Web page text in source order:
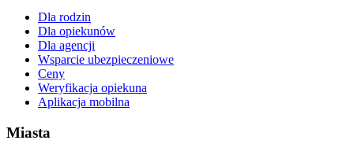
Dla rodzin
Dla opiekunów
Dla agencji
Wsparcie ubezpieczeniowe
Ceny
Weryfikacja opiekuna
Aplikacja mobilna
Miasta